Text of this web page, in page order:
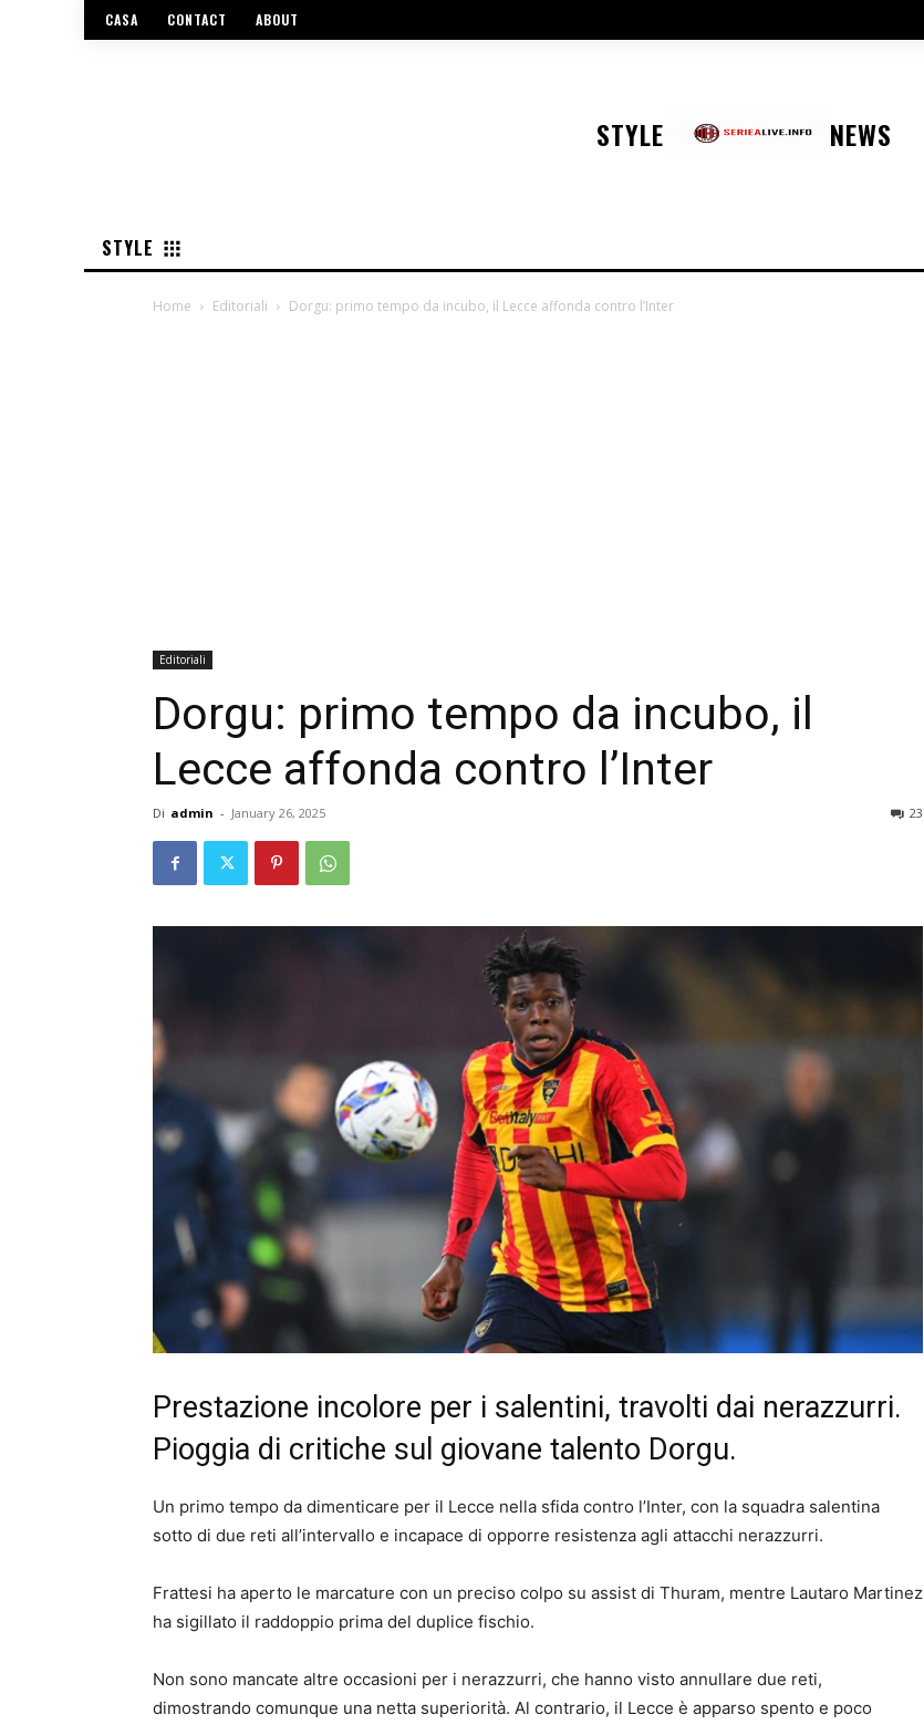
CASA CONTACT ABOUT
STYLE NEWS
STYLE
Home Editoriali Dorgu: primo tempo da incubo, il Lecce affonda contro l’Inter
Editoriali
Dorgu: primo tempo da incubo, il
Lecce affonda contro l’Inter
Di admin - January 26, 2025 23
Prestazione incolore per i salentini, travolti dai nerazzurri.
Pioggia di critiche sul giovane talento Dorgu.
Un primo tempo da dimenticare per il Lecce nella sfida contro l’Inter, con la squadra salentina
sotto di due reti all’intervallo e incapace di opporre resistenza agli attacchi nerazzurri.
Frattesi ha aperto le marcature con un preciso colpo su assist di Thuram, mentre Lautaro Martinez
ha sigillato il raddoppio prima del duplice fischio.
Non sono mancate altre occasioni per i nerazzurri, che hanno visto annullare due reti,
dimostrando comunque una netta superiorità. Al contrario, il Lecce è apparso spento e poco